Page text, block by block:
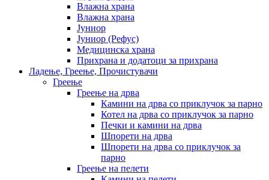
Влажна храна
Влажна храна
Јуниор
Јуниор (Рефус)
Медицинска храна
Прихрана и додатоци за прихрана
Ладење, Греење, Прочистувачи
Греење
Греење на дрва
Камини на дрва со приклучок за парно
Котел на дрва со приклучок за парно
Печки и камини на дрва
Шпорети на дрва
Шпорети на дрва со приклучок за
парно
Греење на пелети